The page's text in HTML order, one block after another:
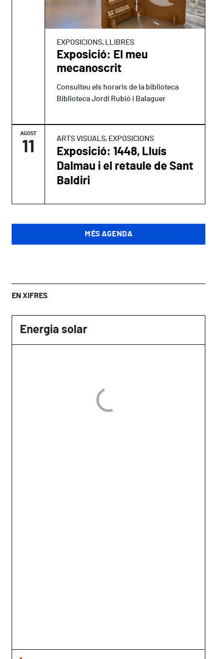
EXPOSICIONS, LLIBRES
Exposició: El meu
mecanoscrit
Consulteu els horaris de la biblioteca
Biblioteca Jordi Rubió i Balaguer
AGOST
11 ARTS VISUALS, EXPOSICIONS
Exposició: 1448, Lluís
Dalmau i el retaule de Sant
Baldiri
MÉS AGENDA
EN XIFRES
Energia solar